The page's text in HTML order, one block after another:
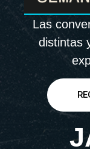
Las
distintas